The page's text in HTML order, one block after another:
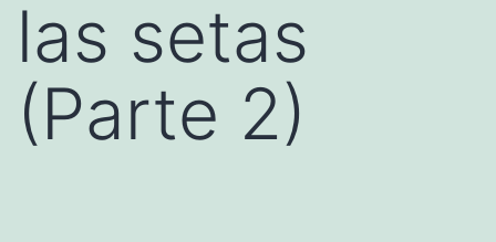
las setas
(Parte 2)